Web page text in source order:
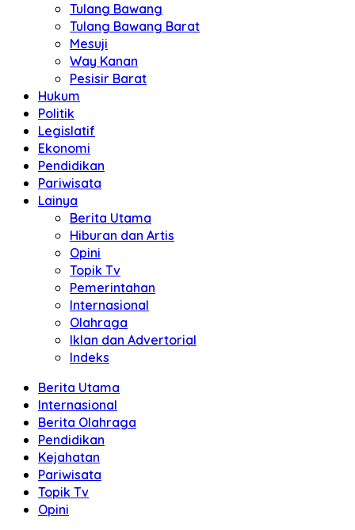
Tulang Bawang
Tulang Bawang Barat
Mesuji
Way Kanan
Pesisir Barat
Hukum
Politik
Legislatif
Ekonomi
Pendidikan
Pariwisata
Lainya
Berita Utama
Hiburan dan Artis
Opini
Topik Tv
Pemerintahan
Internasional
Olahraga
Iklan dan Advertorial
Indeks
Berita Utama
Internasional
Berita Olahraga
Pendidikan
Kejahatan
Pariwisata
Topik Tv
Opini